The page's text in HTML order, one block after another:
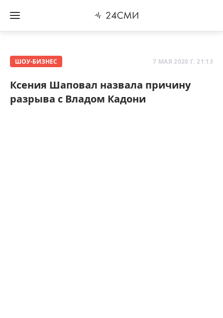
ШОУ-БИЗНЕС 7 МАЯ 2020 Г. 21:13
Ксения Шаповал назвала причину
разрыва с Владом Кадони